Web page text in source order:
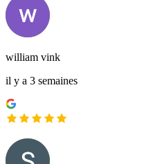
william vink
il y a 3 semaines